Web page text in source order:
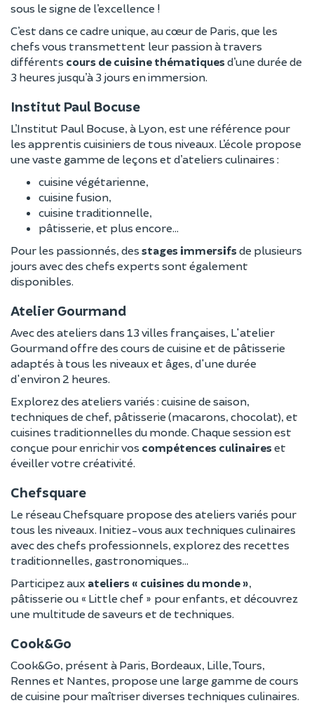
sous le signe de l’excellence !
C’est dans ce cadre unique, au cœur de Paris, que les
chefs vous transmettent leur passion à travers
différents cours de cuisine thématiquesd’une durée de
3 heures jusqu’à 3 jours en immersion.
Institut Paul Bocuse
L’Institut Paul Bocuse, à Lyon, est une référence pour
les apprentis cuisiniers de tous niveaux. L’école propose
une vaste gamme de leçons et d’ateliers culinaires :
cuisine végétarienne,
cuisine fusion,
cuisine traditionnelle,
pâtisserie, et plus encore…
Pour les passionnés, des stages immersifsde plusieurs
jours avec des chefs experts sont également
disponibles.
Atelier Gourmand
Avec des ateliers dans 13 villes françaises, L'atelier
Gourmand offre des cours de cuisine et de pâtisserie
adaptés à tous les niveaux et âges, d'une durée
d'environ 2 heures.
Explorez des ateliers variés : cuisine de saison,
techniques de chef, pâtisserie (macarons, chocolat), et
cuisines traditionnelles du monde. Chaque session est
conçue pour enrichir vos compétences culinaireset
éveiller votre créativité.
Chefsquare
Le réseau Chefsquare propose des ateliers variés pour
tous les niveaux. Initiez-vous aux techniques culinaires
avec des chefs professionnels, explorez des recettes
traditionnelles, gastronomiques...
Participez aux ateliers « cuisines du monde »
pâtisserie ou « Little chef » pour enfants, et découvrez
une multitude de saveurs et de techniques.
Cook&Go
Cook&Go, présent à Paris, Bordeaux, Lille, Tours,
Rennes et Nantes, propose une large gamme de cours
de cuisine pour maîtriser diverses techniques culinaires.